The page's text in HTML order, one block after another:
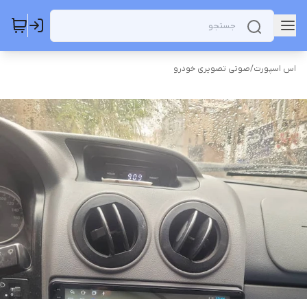
اس اسپورت/صوتی تصویری خودرو